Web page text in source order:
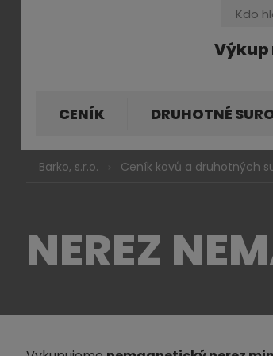
Výkup
CENÍK DRUHOTNÉ
Barko, s.r.o. Ceník kovů a druhotných
NEREZ